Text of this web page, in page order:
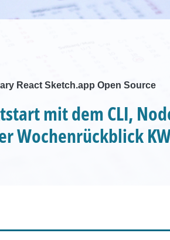
React Sketch.app Open Source
mit dem CLI,
Wochenrückblick